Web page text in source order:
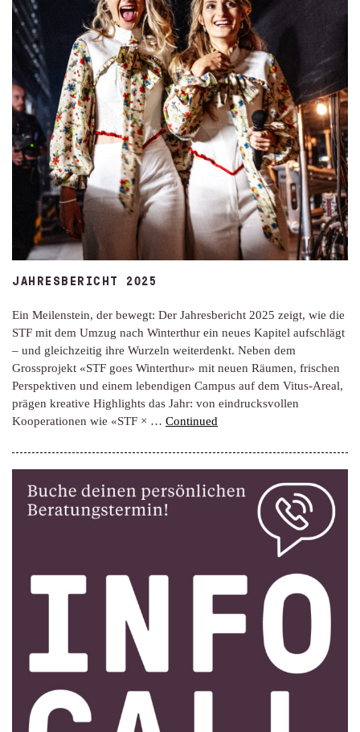
JAHRESBERICHT 2025
Ein Meilenstein, der bewegt: Der Jahresbericht 2025 zeigt, wie die
STF mit dem Umzug nach Winterthur ein neues Kapitel aufschlägt
– und gleichzeitig ihre Wurzeln weiterdenkt. Neben dem
Grossprojekt «STF goes Winterthur» mit neuen Räumen, frischen
Perspektiven und einem lebendigen Campus auf dem Vitus-Areal,
prägen kreative Highlights das Jahr: von eindrucksvollen
Kooperationen wie «STF × … Continued